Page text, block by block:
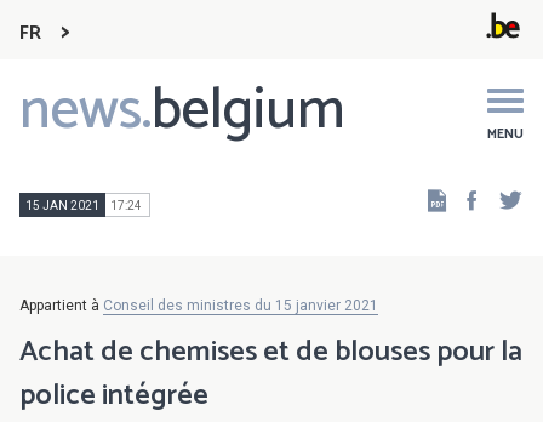
FR
news.belgium MENU
Main
navigation
15 JAN 2021 17:24
Appartient à Conseil des ministres du 15 janvier 2021
Achat de chemises et de blouses pour la
police intégrée